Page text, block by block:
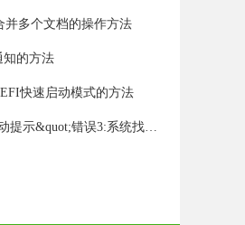
并多个文档的操作方法
知的方法
快速启动模式的方法
WIN10防火墙无法启动提示&quot;错误3:系统找不到指定路径&qu